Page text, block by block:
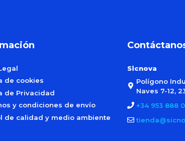
de cookies
de Privacidad
y condiciones de envío
de calidad y medio ambiente
Sicnova
Polígono
Naves 7-12,
+34 953 888